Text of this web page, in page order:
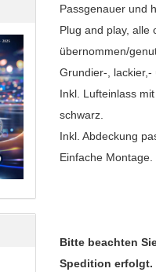
Passgenauer und
Plug and play, alle
übernommen/
Grundier-, lackier,-
Inkl. Lufteinlass
schwarz.
Inkl. Abdeckung
Einfache Montage.
Bitte beachten
Spedition erfolgt.